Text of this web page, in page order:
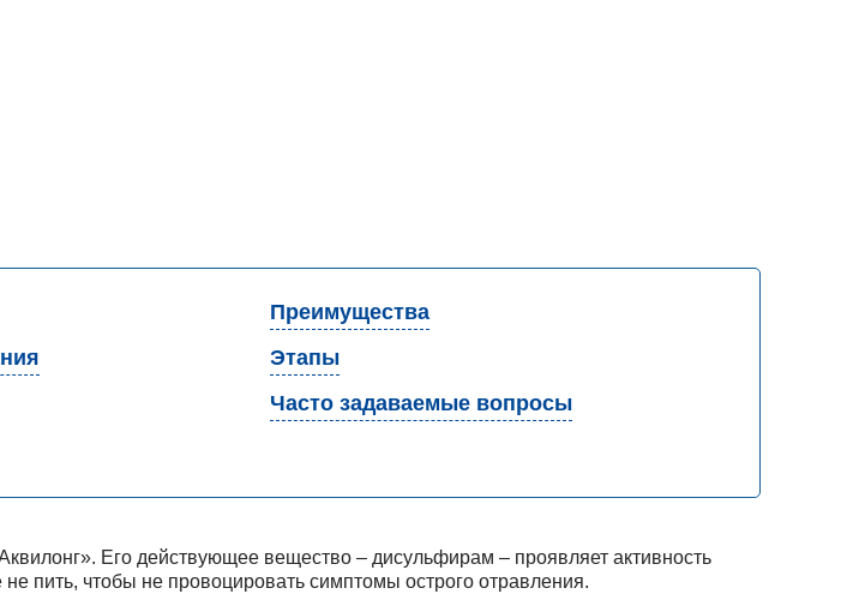
Преимущества
Этапы
Часто задаваемые вопросы
Его действующее вещество – дисульфирам – проявляет активность
пить, чтобы не провоцировать симптомы острого отравления.